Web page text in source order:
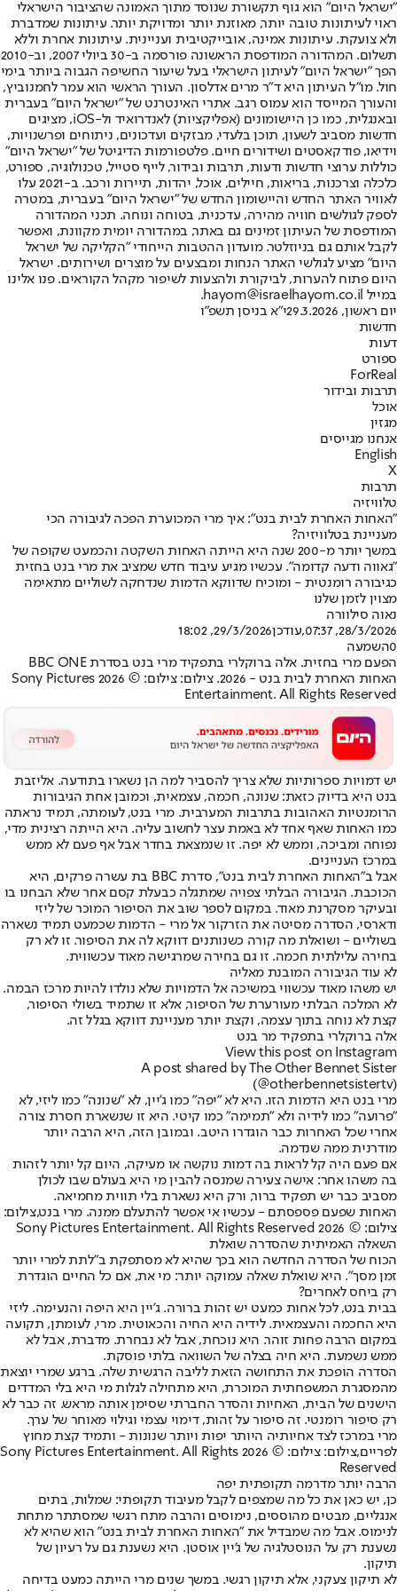
"ישראל היום" הוא גוף תקשורת שנוסד מתוך האמונה שהציבור הישראלי
ראוי לעיתונות טובה יותר, מאוזנת יותר ומדויקת יותר. עיתונות שמדברת
ולא צועקת. עיתונות אמינה, אובייקטיבית ועניינית. עיתונות אחרת וללא
תשלום. המהדורה המודפסת הראשונה פורסמה ב-30 ביולי 2007, וב-2010
הפך "ישראל היום" לעיתון הישראלי בעל שיעור החשיפה הגבוה ביותר בימי
חול. מו"ל העיתון היא ד"ר מרים אדלסון. העורך הראשי הוא עמר לחמנוביץ,
והעורך המייסד הוא עמוס רגב. אתרי האינטרנט של "ישראל היום" בעברית
ובאנגלית, כמו כן היישומונים (אפליקציות) לאנדרואיד ול-iOS, מציגים
חדשות מסביב לשעון, תוכן בלעדי, מבזקים ועדכונים, ניתוחים ופרשנויות,
וידיאו, פודקאסטים ושידורים חיים. פלטפורמות הדיגיטל של "ישראל היום"
כוללות ערוצי חדשות ודעות, תרבות ובידור, לייף סטייל, טכנולוגיה, ספורט,
כלכלה וצרכנות, בריאות, חיילים, אוכל, יהדות, תיירות ורכב. ב-2021 עלו
לאוויר האתר החדש והיישומון החדש של "ישראל היום" בעברית, במטרה
לספק לגולשים חוויה מהירה, עדכנית, בטוחה ונוחה. תכני המהדורה
המודפסת של העיתון זמינים גם באתר, במהדורה יומית מקוונת, ואפשר
לקבל אותם גם בניוזלטר. מועדון ההטבות הייחודי "הקליקה של ישראל
היום" מציע לגולשי האתר הנחות ומבצעים על מוצרים ושירותים. ישראל
היום פתוח להערות, לביקורת ולהצעות לשיפור מקהל הקוראים. פנו אלינו
במייל hayom@israelhayom.co.il.
יום ראשון, 29.3.2026
י"א בניסן תשפ"ו
חדשות
דעות
ספורט
ForReal
תרבות ובידור
אוכל
מגזין
אנחנו מגייסים
English
X
תרבות
טלוויזיה
"האחות האחרת לבית בנט": איך מרי המכוערת הפכה לגיבורה הכי
מעניינת בטלוויזיה?
במשך יותר מ-200 שנה היא הייתה האחות השקטה והכמעט שקופה של
"גאווה ודעה קדומה". עכשיו מגיע עיבוד חדש שמציב את מרי בנט בחזית
כגיבורה רומנטית - ומוכיח שדווקא הדמות שנדחקה לשוליים מתאימה
מצוין לזמן שלנו
נאוה סילוורה
28/3/2026, 07:37
,עודכן29/3/2026, 18:02
0השמעה
הפעם מרי בחזית. אלה ברוקלרי בתפקיד מרי בנט בסדרת BBC ONE
האחות האחרת לבית בנט - 2026. צילום: צילום: © 2026 Sony Pictures
Entertainment. All Rights Reserved
יש דמויות ספרותיות שלא צריך להסביר למה הן נשארו בתודעה. אליזבת
בנט היא בדיוק כזאת: שנונה, חכמה, עצמאית, וכמובן אחת הגיבורות
הרומנטיות האהובות בתרבות המערבית. מרי בנט, לעומתה, תמיד נראתה
כמו האחות שאף אחד לא באמת עצר לחשוב עליה. היא הייתה רצינית מדי,
נפוחה ומביכה, וממש לא יפה. זו שנמצאת בחדר אבל אף פעם לא ממש
במרכז העניינים.
אבל ב"האחות האחרת לבית בנט", סדרת BBC בת עשרה פרקים, היא
הכוכבת. הגיבורה הבלתי צפויה שמתגלה כבעלת קסם אחר שלא הבחנו בו
ובעיקר מסקרנת מאוד. במקום לספר שוב את הסיפור המוכר של ליזי
ודארסי, הסדרה מסיטה את הזרקור אל מרי - הדמות שכמעט תמיד נשארה
בשוליים - ושואלת מה קורה כשנותנים דווקא לה את הסיפור. זו לא רק
בחירה עלילתית חכמה. זו גם בחירה שמרגישה מאוד עכשווית.
לא עוד הגיבורה המובנת מאליה
יש משהו מאוד עכשווי במשיכה אל הדמויות שלא נולדו להיות מרכז הבמה.
לא המלכה הבלתי מעורערת של הסיפור, אלא זו שתמיד בשולי הסיפור,
קצת לא נוחה בתוך עצמה, וקצת יותר מעניינת דווקא בגלל זה.
אלה ברוקלרי בתפקיד מר בנט
View this post on Instagram
A post shared by The Other Bennet Sister
(@otherbennetsistertv)
מרי בנט היא הדמות הזו. היא לא "יפה" כמו ג'יין, לא "שנונה" כמו ליזי, לא
"פרועה" כמו לידיה ולא "תמימה" כמו קיטי. היא זו שנשארת חסרת צורה
אחרי שכל האחרות כבר הוגדרו היטב. ובמובן הזה, היא הרבה יותר
מודרנית ממה שנדמה.
אם פעם היה קל לראות בה דמות נוקשה או מעיקה, היום קל יותר לזהות
בה משהו אחר: אישה צעירה שמנסה להבין מי היא בעולם שבו לכולן
מסביב כבר יש תפקיד ברור, ורק היא נשארת בלי תווית מחמיאה.
האחות שפעם פספסתם - עכשיו אי אפשר להתעלם ממנה. מרי בנט,צילום:
צילום: © 2026 Sony Pictures Entertainment. All Rights Reserved
השאלה האמיתית שהסדרה שואלת
הכוח של הסדרה החדשה הוא בכך שהיא לא מסתפקת ב"לתת למרי יותר
זמן מסך". היא שואלת שאלה עמוקה יותר: מי את, אם כל החיים הוגדרת
רק ביחס לאחרים?
בבית בנט, לכל אחות כמעט יש זהות ברורה. ג'יין היא היפה והנעימה. ליזי
היא החכמה והעצמאית. לידיה היא החיה והכאוטית. מרי, לעומתן, תקועה
במקום הרבה פחות זוהר. היא נוכחת, אבל לא נבחרת. מדברת, אבל לא
ממש נשמעת. היא חיה בצלה של השוואה בלתי פוסקת.
הסדרה הופכת את התחושה הזאת לליבה הרגשית שלה. ברגע שמרי יוצאת
מהמסגרת המשפחתית המוכרת, היא מתחילה לגלות מי היא בלי המדדים
הישנים של הבית, האחיות והסדר החברתי שסימן אותה מראש. זה כבר לא
רק סיפור רומנטי. זה סיפור על זהות, דימוי עצמי וגילוי מאוחר של ערך.
מרי במרכז לצד אחיותיה היותר יפות ויותר שנונות - ותמיד קצת מחוץ
לפריים,צילום: צילום: © 2026 Sony Pictures Entertainment. All Rights
Reserved
הרבה יותר מדרמה תקופתית יפה
כן, יש כאן את כל מה שמצפים לקבל מעיבוד תקופתי: שמלות, בתים
אנגליים, מבטים מהוססים, נימוסים והרבה מתח רגשי שמסתתר מתחת
לנימוס. אבל מה שמבדיל את "האחות האחרת לבית בנט" הוא שהיא לא
נשענת רק על הנוסטלגיה של ג'יין אוסטן. היא נשענת גם על רעיון של
תיקון.
לא תיקון צעקני, אלא תיקון רגשי. במשך שנים מרי הייתה כמעט בדיחה